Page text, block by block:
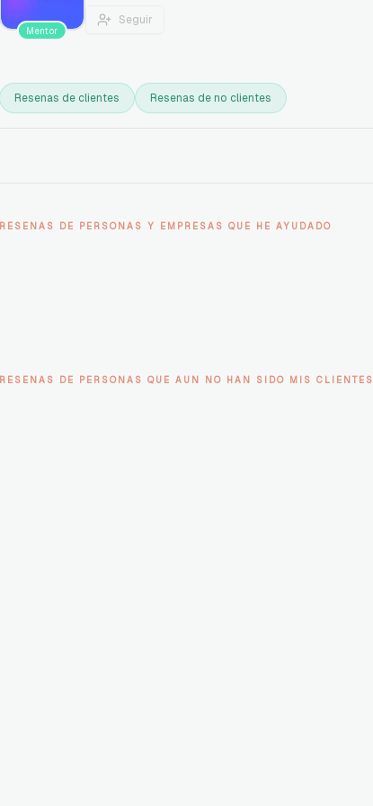
Mentor
Seguir
Resenas de clientes Resenas de no clientes
RESENAS DE PERSONAS Y EMPRESAS QUE HE AYUDADO
RESENAS DE PERSONAS QUE AUN NO HAN SIDO MIS CLIENTES